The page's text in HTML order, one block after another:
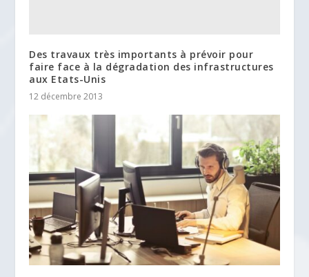
Des travaux très importants à prévoir pour
faire face à la dégradation des infrastructures
aux Etats-Unis
12 décembre 2013